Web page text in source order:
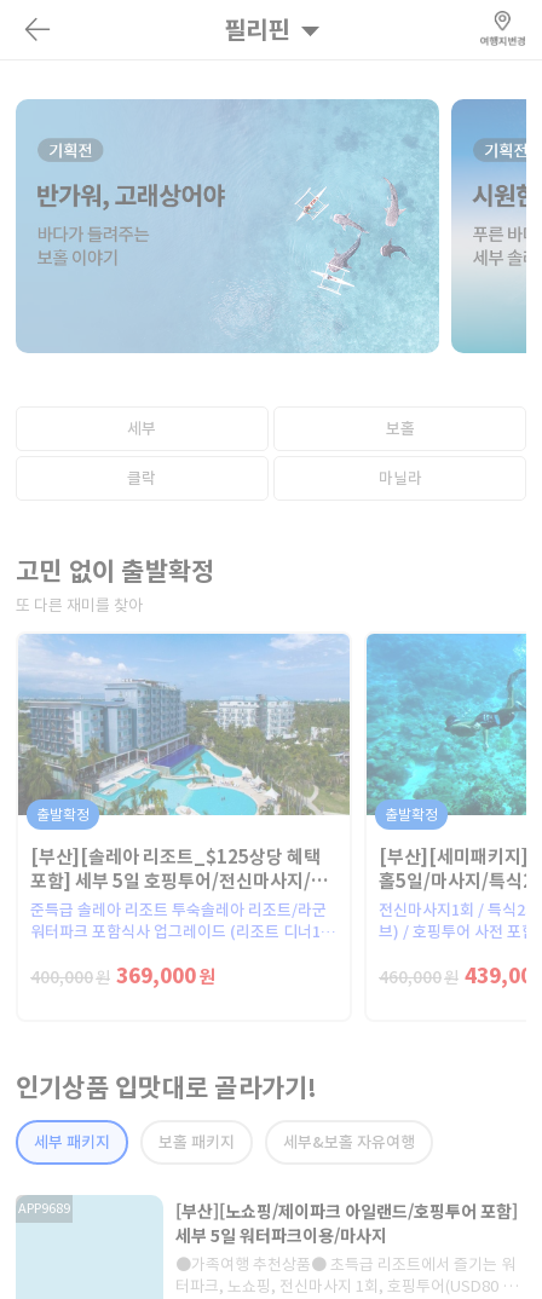
필리핀
세부 보홀
클락 마닐라
고민 없이 출발확정
또 다른 재미를 찾아
출발확정
[부산][솔레아 리조트_$125상당 혜택
포함] 세부 5일 호핑투어/전신마사지/리
조트디너/망고1KG
준특급 솔레아 리조트 투숙솔레아 리조트/라군
워터파크 포함식사 업그레이드 (리조트 디너1회
지 90분 + 자유일정 포함
400,000원 369,000원
출발확정
[부산][세미패키지][
홀5일/마사지/특식2
어
전신마사지1회 / 특식2
브) / 호핑투어 사전 포함
460,000원
인기상품 입맛대로 골라가기!
세부 패키지 보홀 패키지 세부&보홀 자유여행
APP9689
[부산][노쇼핑/제이파크 아일랜드/호핑투어 포함]
세부 5일 워터파크이용/마사지
●가족여행 추천상품● 초특급 리조트에서 즐기는 워
터파크, 노쇼핑, 전신마사지 1회, 호핑투어(USD80 상